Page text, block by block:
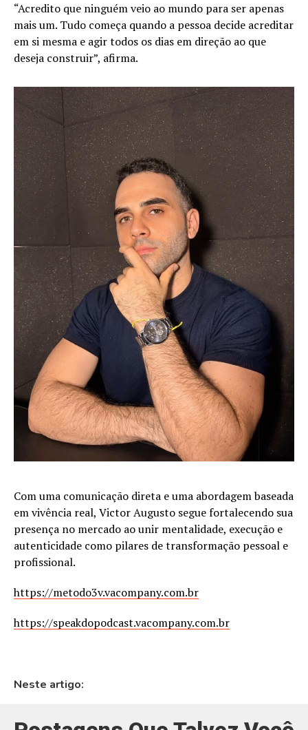
“Acredito que ninguém veio ao mundo para ser apenas
mais um. Tudo começa quando a pessoa decide acreditar
em si mesma e agir todos os dias em direção ao que
deseja construir”, afirma.
Com uma comunicação direta e uma abordagem baseada
em vivência real, Victor Augusto segue fortalecendo sua
presença no mercado ao unir mentalidade, execução e
autenticidade como pilares de transformação pessoal e
profissional.
https://metodo3v.vacompany.com.br
https://speakdopodcast.vacompany.com.br
Neste artigo: